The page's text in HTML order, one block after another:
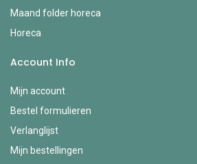
Maand folder horeca
Horeca
Account Info
Mijn account
Bestel formulieren
Verlanglijst
Mijn bestellingen